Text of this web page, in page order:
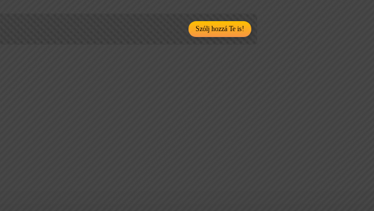
Szólj hozzá Te is!